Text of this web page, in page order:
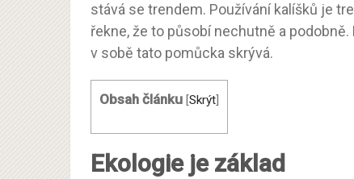
stává se trendem. Používání kalíšků je
řekne, že to působí nechutně a
v sobě tato pomůcka skrývá.
Obsah článku [Skrýt]
Ekologie je základ